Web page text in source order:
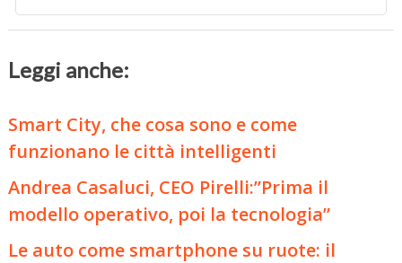
Leggi anche:
Smart City, che cosa sono e come
funzionano le città intelligenti
Andrea Casaluci, CEO Pirelli:”Prima il
modello operativo, poi la tecnologia”
Le auto come smartphone su ruote: il